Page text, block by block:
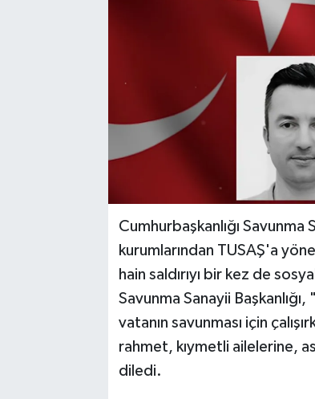
Cumhurbaşkanlığı Savunma
kurumlarından TUSAŞ'a
hain saldırıyı bir kez de
Savunma Sanayii
vatanın savunması için
rahmet, kıymetli ailelerine,
diledi.